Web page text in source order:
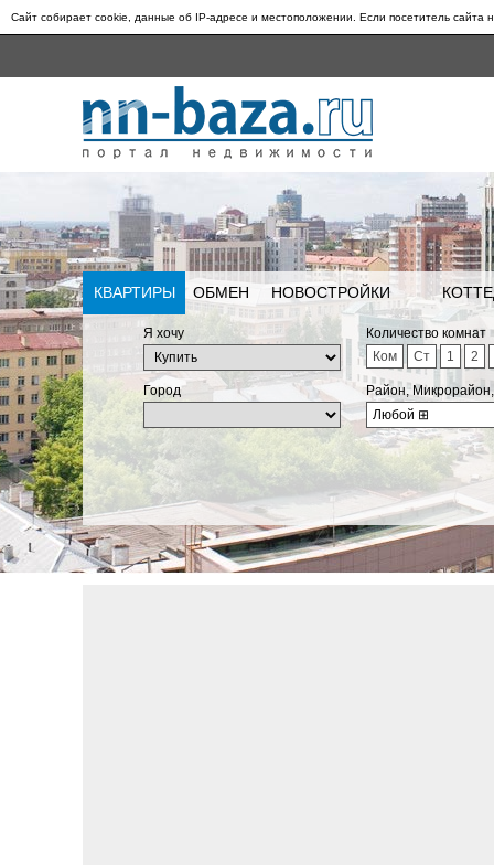
Сайт собирает cookie, данные об IP-адресе и местоположении. Если посетитель сайта
КВАРТИРЫ ОБМЕН НОВОСТРОЙКИ
Я хочу
Количество комнат
Ком
Ст 1 2
Город
Район,
Любой ⊞